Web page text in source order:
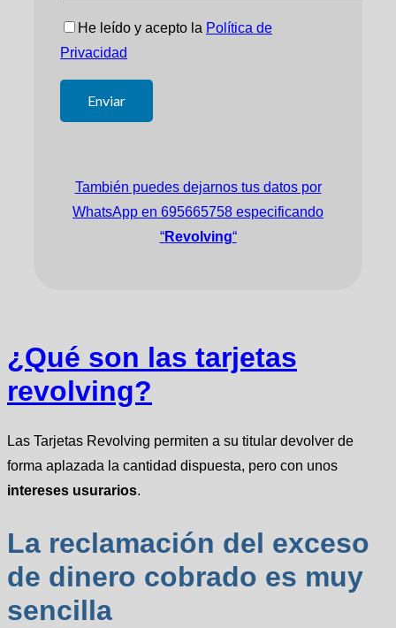
He leído y acepto la Política de
Privacidad
También puedes dejarnos tus datos por
WhatsApp en 695665758 especificando
“Revolving“
¿Qué son las tarjetas
revolving?
Las Tarjetas Revolving permiten a su titular devolver de
forma aplazada la cantidad dispuesta, pero con unos
intereses usurarios.
La reclamación del exceso
de dinero cobrado es muy
sencilla